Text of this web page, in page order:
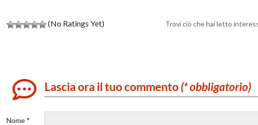
(No Ratings Yet) Trovi ciò che hai letto
Lascia ora il tuo commento(* obbligatorio)
Nome *